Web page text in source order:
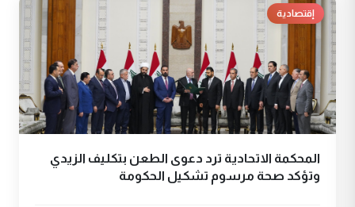
إقتصادية
المحكمة الاتحادية ترد دعوى الطعن بتكليف الزيدي
وتؤكد صحة مرسوم تشكيل الحكومة